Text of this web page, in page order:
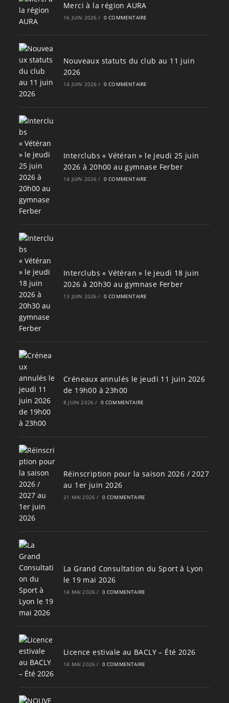
Merci à la région AURA
16 JUIN 2026 / 0 COMMENTAIRE
Nouveaux statuts du club au 11 juin
2026
14 JUIN 2026 / 0 COMMENTAIRE
Interclubs « Vétéran » le jeudi 25 juin
2026 à 20h00 au gymnase Ferber
14 JUIN 2026 / 0 COMMENTAIRE
Interclubs « Vétéran » le jeudi 18 juin
2026 à 20h30 au gymnase Ferber
13 JUIN 2026 / 0 COMMENTAIRE
Créneaux annulés le jeudi 11 juin 2026
de 19h00 à 23h00
8 JUIN 2026 / 0 COMMENTAIRE
Réinscription pour la saison 2026 / 2027
au 1er juin 2026
21 MAI 2026 / 0 COMMENTAIRE
La Grand Consultation du Sport à Lyon
le 19 mai 2026
14 MAI 2026 / 0 COMMENTAIRE
Licence estivale au BACLY – Été 2026
14 MAI 2026 / 0 COMMENTAIRE